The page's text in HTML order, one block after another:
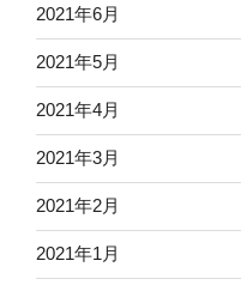
2021年6月
2021年5月
2021年4月
2021年3月
2021年2月
2021年1月